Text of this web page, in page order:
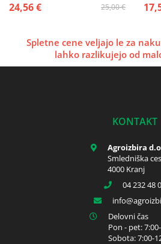
25,00 €
24,56 €
Spletne cene veljajo le za
lahko razlikujejo od
KONTAKT
Agroizbira
Smledniška
4000 Kranj
04 232 48
info
Delovni čas
Pon - pet:
Sobota: 7:00-